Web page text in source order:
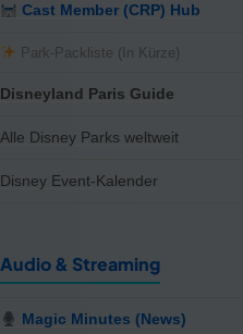
Cast Member (CRP) Hub
Park-Packliste (In Kürze)
Disneyland Paris Guide
Alle Disney Parks weltweit
Disney Event-Kalender
Audio & Streaming
Magic Minutes (News)